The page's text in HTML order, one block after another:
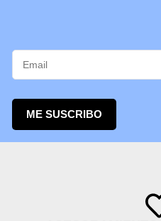
ME SUSCRIBO